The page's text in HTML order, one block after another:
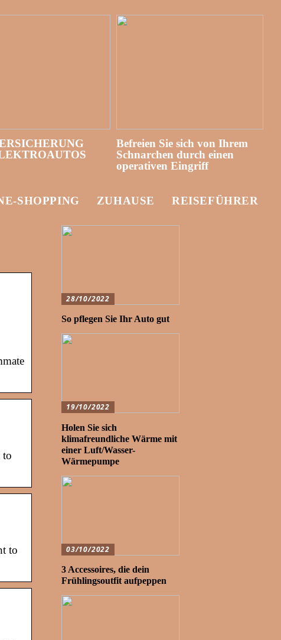
Befreien Sie sich von Ihrem
Schnarchen durch einen
operativen Eingriff
SHOPPING ZUHAUSE REISEFÜHRER
to
to
28/10/2022
So pflegen Sie Ihr Auto gut
19/10/2022
Holen Sie sich
klimafreundliche Wärme mit
einer Luft/Wasser-
Wärmepumpe
03/10/2022
3 Accessoires, die dein
Frühlingsoutfit aufpeppen